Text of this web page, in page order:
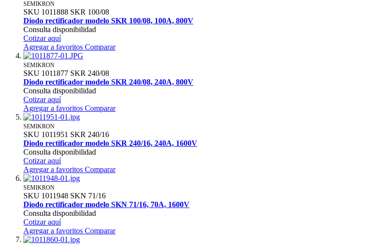
SEMIKRON
SKU 1011888 SKR 100/08
Diodo rectificador modelo SKR 100/08, 100A, 800V
Consulta disponibilidad
Cotizar aquí
Agregar a favoritos Comparar
SEMIKRON
SKU 1011877 SKR 240/08
Diodo rectificador modelo SKR 240/08, 240A, 800V
Consulta disponibilidad
Cotizar aquí
Agregar a favoritos Comparar
SEMIKRON
SKU 1011951 SKR 240/16
Diodo rectificador modelo SKR 240/16, 240A, 1600V
Consulta disponibilidad
Cotizar aquí
Agregar a favoritos Comparar
SEMIKRON
SKU 1011948 SKN 71/16
Diodo rectificador modelo SKN 71/16, 70A, 1600V
Consulta disponibilidad
Cotizar aquí
Agregar a favoritos Comparar